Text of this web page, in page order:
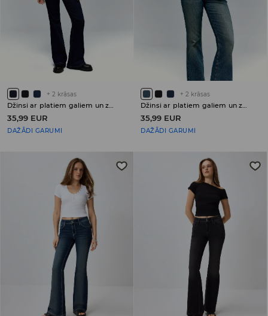
+ 2 krāsas
Džinsi ar platiem galiem un zemu jostasvietu PETITE
35,99 EUR
DAŽĀDI GARUMI
+ 2 krāsas
Džinsi ar platiem galiem un zemu jostasvietu PETITE
35,99 EUR
DAŽĀDI GARUMI